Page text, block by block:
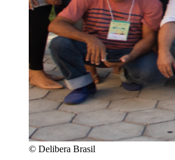
© Delibera Brasil